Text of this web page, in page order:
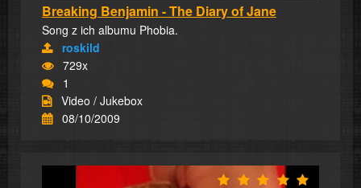
Breaking Benjamin - The Diary of Jane
Song z ich albumu Phobia.
roskild
729x
1
Video / Jukebox
08/10/2009